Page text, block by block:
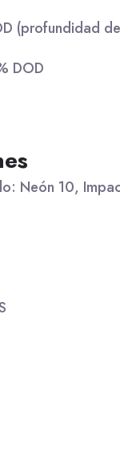
(profundidad
DOD
Neón 10,